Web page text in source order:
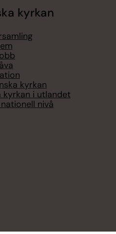
kyrkan
kyrkan
kyrkan i utlandet
nivå